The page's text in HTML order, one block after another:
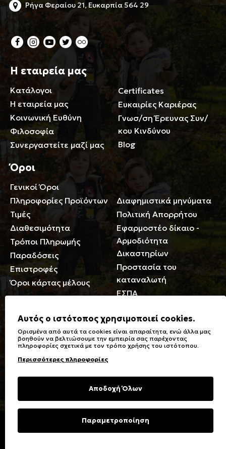
Ρήγα Φεραίου 21, Ευκαρπία 564 29
Η εταιρεία μας
Κατάλογοι
Η εταιρεία μας
Κοινωνική Ευθύνη
Φιλοσοφία
Συνεργαστείτε μαζί μας
Certificates
Ευκαιρίες Καριέρας
Γνωσ/ση Έρευνας Συν/
κου Κινδύνου
Blog
Όροι
Γενικοί Όροι
Πληροφορίες Προϊόντων
Τιμές
Διαθεσιμότητα
Τρόποι Πληρωμής
Παραδόσεις
Επιστροφές
Όροι κάρτας μέλους
Περιορισμοί ευθύνης
Διαφημιστικά μηνύματα
Πολιτική Απορρήτου
Εφαρμοστέο δίκαιο -
Αρμοδιότητα
Δικαστηρίων
Προστασία του
καταναλωτή
ΕΣΠΑ
Γενικά
Καταστήματα
Ειδικές Εκπτώσεις ΑμΕΑ
Δωροκάρτες
Συχνές Ερωτήσεις
Φροντίδα Ρούχων
Σύμβολα πλύσης,
σιδερώματος
υφασμάτων
Επικοινωνία
Copyright © 2023 Energiers.gr
Αυτός ο ιστότοπος χρησιμοποιεί cookies.
Ορισμένα από αυτά τα cookies είναι απαραίτητα, ενώ άλλα μας
βοηθούν να βελτιώσουμε την εμπειρία σας παρέχοντας
πληροφορίες σχετικά με τον τρόπο χρήσης του ιστότοπου.
Περισσότερες πληροφορίες
Αποδοχή Όλων
Παραμετροποίηση